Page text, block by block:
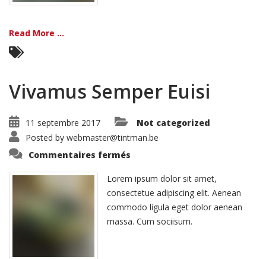
Read More ...
Vivamus Semper Euisi
11 septembre 2017
Not categorized
Posted by webmaster@tintman.be
Commentaires fermés
Euisi
Lorem ipsum dolor sit amet,
consectetue adipiscing elit. Aenean
commodo ligula eget dolor aenean
massa. Cum sociisum.